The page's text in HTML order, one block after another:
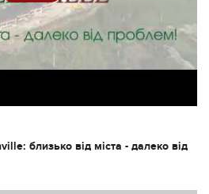
близько від міста - далеко від